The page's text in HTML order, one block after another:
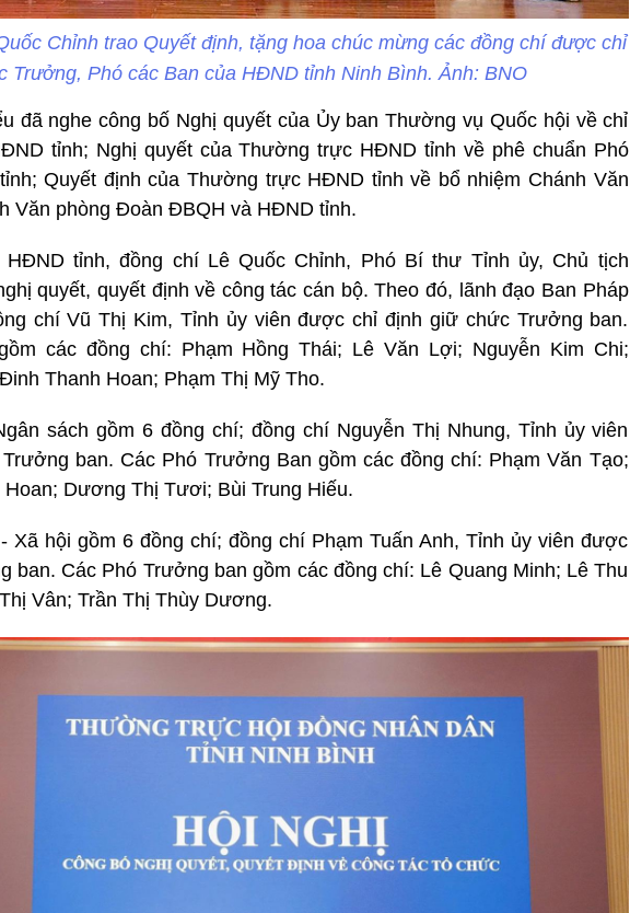
Chỉnh trao Quyết định, tặng hoa chúc mừng các đồng chí được chỉ
Trưởng, Phó các Ban của HĐND tỉnh Ninh Bình. Ảnh: BNO
đã nghe công bố Nghị quyết của Ủy ban Thường vụ Quốc hội về chỉ
tỉnh; Nghị quyết của Thường trực HĐND tỉnh về phê chuẩn Phó
Quyết định của Thường trực HĐND tỉnh về bổ nhiệm Chánh Văn
Văn phòng Đoàn ĐBQH và HĐND tỉnh.
tỉnh, đồng chí Lê Quốc Chỉnh, Phó Bí thư Tỉnh ủy, Chủ tịch
quyết, quyết định về công tác cán bộ. Theo đó, lãnh đạo Ban Pháp
chí Vũ Thị Kim, Tỉnh ủy viên được chỉ định giữ chức Trưởng ban.
các đồng chí: Phạm Hồng Thái; Lê Văn Lợi; Nguyễn Kim Chi;
Thanh Hoan; Phạm Thị Mỹ Tho.
sách gồm 6 đồng chí; đồng chí Nguyễn Thị Nhung, Tỉnh ủy viên
ban. Các Phó Trưởng Ban gồm các đồng chí: Phạm Văn Tạo;
Dương Thị Tươi; Bùi Trung Hiếu.
Xã hội gồm 6 đồng chí; đồng chí Phạm Tuấn Anh, Tỉnh ủy viên được
ban. Các Phó Trưởng ban gồm các đồng chí: Lê Quang Minh; Lê Thu
Vân; Trần Thị Thùy Dương.